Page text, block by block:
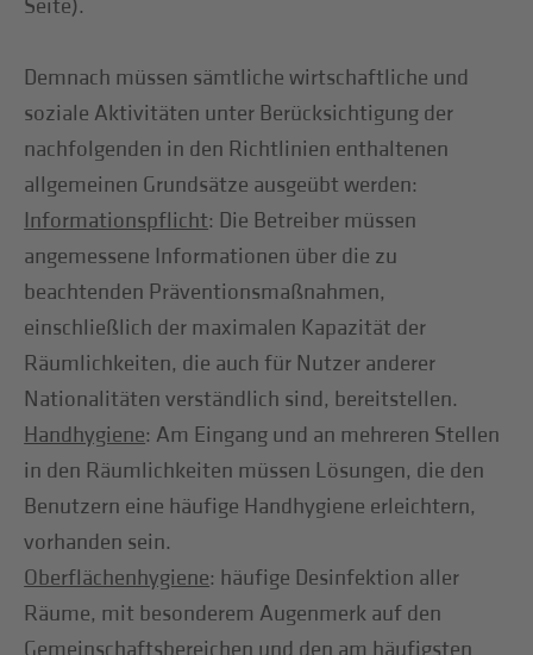
Seite).
Demnach müssen sämtliche wirtschaftliche und
soziale Aktivitäten unter Berücksichtigung der
nachfolgenden in den Richtlinien enthaltenen
allgemeinen Grundsätze ausgeübt werden:
Informationspflicht: Die Betreiber müssen
angemessene Informationen über die zu
beachtenden Präventionsmaßnahmen,
einschließlich der maximalen Kapazität der
Räumlichkeiten, die auch für Nutzer anderer
Nationalitäten verständlich sind, bereitstellen.
Handhygiene: Am Eingang und an mehreren Stellen
in den Räumlichkeiten müssen Lösungen, die den
Benutzern eine häufige Handhygiene erleichtern,
vorhanden sein.
Oberflächenhygiene: häufige Desinfektion aller
Räume, mit besonderem Augenmerk auf den
Gemeinschaftsbereichen und den am häufigsten